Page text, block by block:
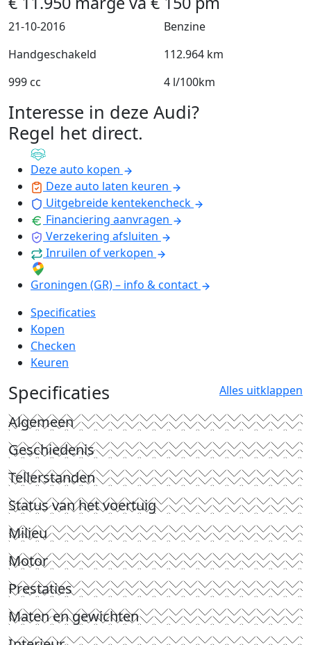
21-10-2016
Benzine
Handgeschakeld
112.964 km
999 cc
4 l/100km
Interesse in deze Audi?
Regel het direct.
Deze auto kopen
Deze auto laten keuren
Uitgebreide kentekencheck
Financiering aanvragen
Verzekering afsluiten
Inruilen of verkopen
Groningen (GR) – info & contact
Specificaties
Kopen
Checken
Keuren
Specificaties Alles uitklappen
Algemeen
Geschiedenis
Tellerstanden
Status van het voertuig
Milieu
Motor
Prestaties
Maten en gewichten